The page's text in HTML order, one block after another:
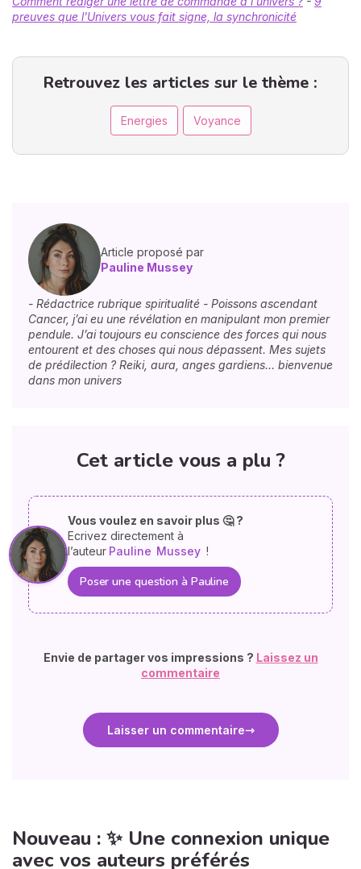
preuves que l'Univers vous fait signe, la synchronicité
Retrouvez les articles sur le thème :
Energies Voyance
Article proposé par
Pauline Mussey
- Rédactrice rubrique spiritualité - Poissons ascendant
Cancer, j’ai eu une révélation en manipulant mon premier
pendule. J’ai toujours eu conscience des forces qui nous
entourent et des choses qui nous dépassent. Mes sujets
de prédilection ? Reiki, aura, anges gardiens… bienvenue
dans mon univers
Cet article vous a plu ?
Vous voulez en savoir plus 🤔 ?
Ecrivez directement à
l’auteur Pauline Mussey !
Poser une question à Pauline
Envie de partager vos impressions ? Laissez un
commentaire
Laisser un commentaire
Nouveau : ✨ Une connexion unique
avec vos auteurs préférés